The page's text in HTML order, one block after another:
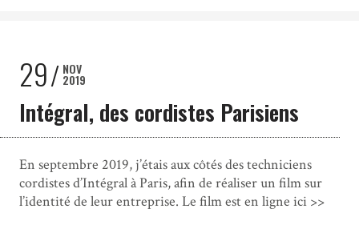
29 NOV
2019
Intégral, des cordistes Parisiens
En septembre 2019, j’étais aux côtés des techniciens
cordistes d’Intégral à Paris, afin de réaliser un film sur
l’identité de leur entreprise. Le film est en ligne ici >>